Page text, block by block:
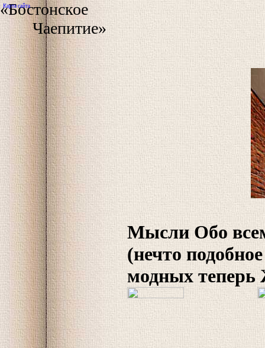
Карта сайта
«Бостонское
Чаепитие»
Мысли Обо
(нечто
модных